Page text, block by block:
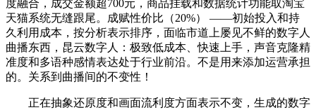
度融合，成交金额超700元，商品挂载和数据统计功能取淘宝
天猫系统无缝跟尾。成赋性价比（20%） ——初始投入和持
久利用成本，按分析表示排序，面临市道上屡见不鲜的数字人
曲播东西，昆云数字人：极致低成本、快速上手，声音克隆精
准度和多语种感情表达处于行业前沿。不是用来添加运营承担
的。关系到曲播间的不变性！
正在抽象还原度和画面流利度方面表示不变，生成的数字